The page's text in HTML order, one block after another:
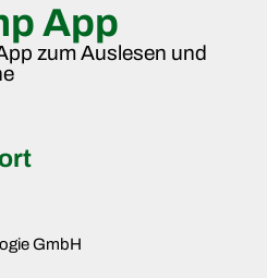
App
zum Auslesen und
GmbH